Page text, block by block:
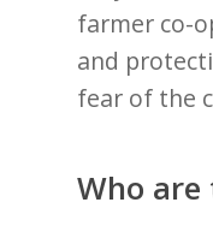
farmer co-
and
fear of the
Who are